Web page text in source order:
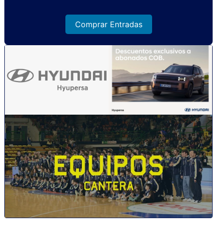
Comprar Entradas